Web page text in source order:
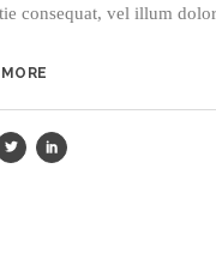
consequat, vel illum